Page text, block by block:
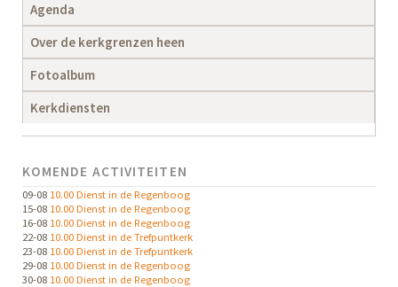
Agenda
Over de kerkgrenzen heen
Fotoalbum
Kerkdiensten
KOMENDE ACTIVITEITEN
09-08 10.00 Dienst in de Regenboog
15-08 10.00 Dienst in de Regenboog
16-08 10.00 Dienst in de Regenboog
22-08 10.00 Dienst in de Trefpuntkerk
23-08 10.00 Dienst in de Trefpuntkerk
29-08 10.00 Dienst in de Regenboog
30-08 10.00 Dienst in de Regenboog